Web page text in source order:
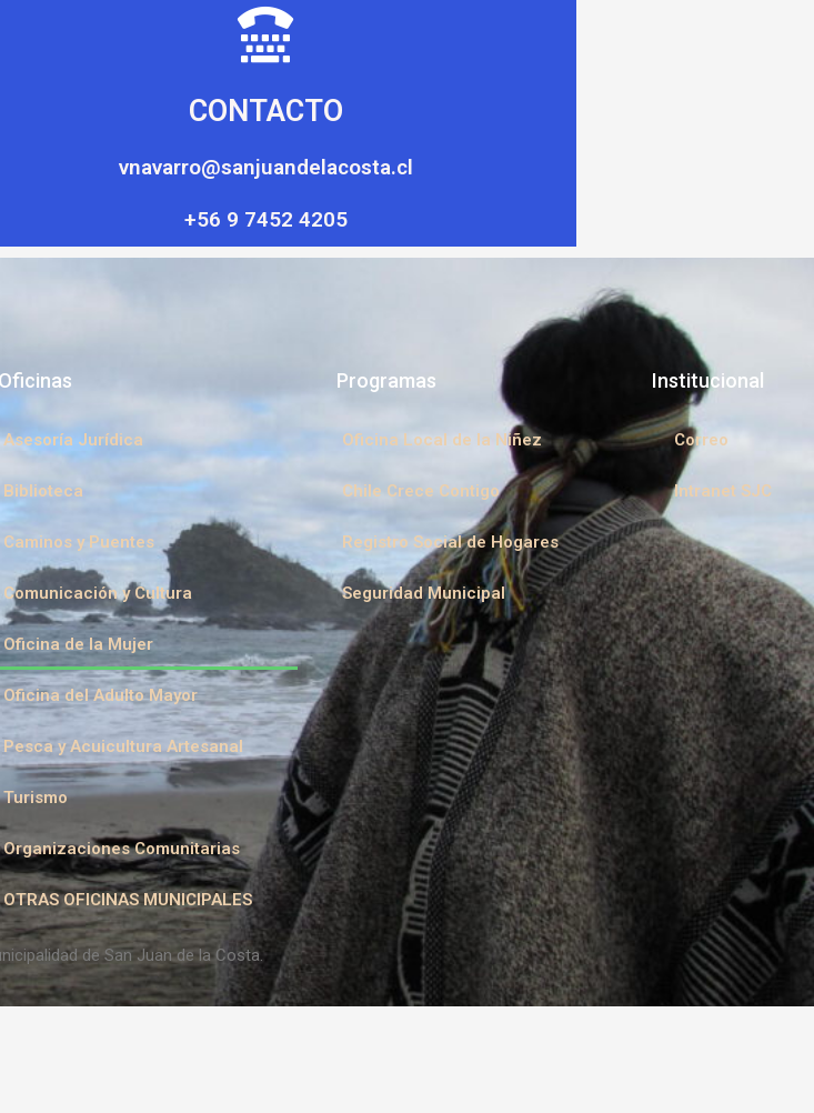
CONTACTO
vnavarro@sanjuandelacosta.cl
+56 9 7452 4205
Oficinas
Asesoría Jurídica
Biblioteca
Caminos y Puentes
Comunicación y Cultura
Oficina de la Mujer
Oficina del Adulto Mayor
Pesca y Acuicultura Artesanal
Turismo
Organizaciones Comunitarias
OTRAS OFICINAS MUNICIPALES
Programas
Oficina Local de la Niñez
Chile Crece Contigo
Registro Social de Hogares
Seguridad Municipal
Institucional
Correo
Intranet SJC
de San Juan de la Costa.